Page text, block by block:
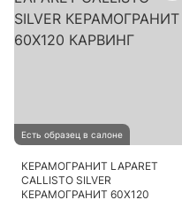
Есть образец в салоне
КЕРАМОГРАНИТ LAPARET
CALLISTO SILVER
КЕРАМОГРАНИТ 60X120